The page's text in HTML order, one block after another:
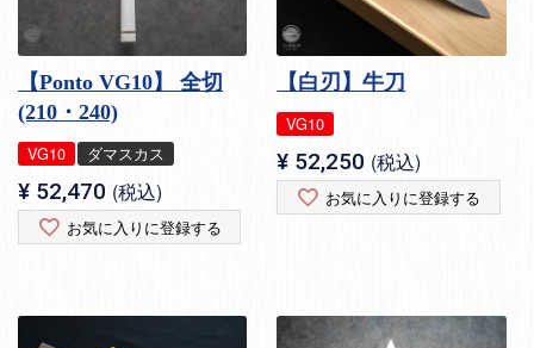
【Ponto VG10】 全切
(210・240)
VG10 ダマスカス
¥ 52,470 税込
お気に入りに登録する
【白刃】牛刀
VG10
¥ 52,250 税込
お気に入りに登録する